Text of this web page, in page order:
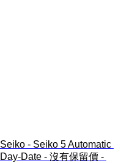
Seiko - Seiko 5 Automatic
Day-Date - 沒有保留價 -